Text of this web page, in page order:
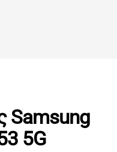
Samsung
5G